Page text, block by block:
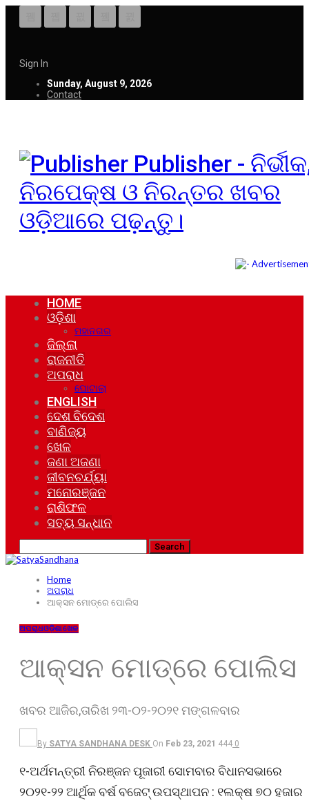
Sign In
Sunday, August 9, 2026
Contact
Publisher -
ନିରପେକ୍ଷ ଓ ନିରନ୍ତର ଖବର
ଓଡ଼ିଆରେ ପଢ଼ନ୍ତୁ।
HOME
ଓଡ଼ିଶା
ମହାନଗର
ଜିଲ୍ଲା
ରାଜନୀତି
ଅପରାଧ
ଘୋଟାଲା
ENGLISH
ଦେଶ ବିଦେଶ
ବାଣିଜ୍ୟ
ଖେଳ
ଜଣା ଅଜଣା
ଜୀବନଚର୍ଯ୍ୟା
ମନୋରଞ୍ଜନ
ରାଶିଫଳ
ସତ୍ୟ ସନ୍ଧାନ
Home
ଅପରାଧ
ଆକ୍ସନ ମୋଡ୍‌ରେ ପୋଲିସ
ଅପରାଧଓଡ଼ିଶାଖେଳ
ଆକ୍ସନ ମୋଡ୍‌ରେ ପୋଲିସ
ଖବର ଆଜିର,ତାରିଖ ୨୩-୦୨-୨୦୨୧ ମଙ୍ଗଳବାର
By SATYA SANDHANA DESK On Feb 23, 2021 444 0
୧-ଅର୍ଥମନ୍ତ୍ରୀ ନିରଞ୍ଜନ ପୂଜାରୀ ସୋମବାର ବିଧାନସଭାରେ
୨୦୨୧-୨୨ ଆର୍ଥିକ ବର୍ଷ ବଜେଟ୍ ଉପସ୍ଥାପନ : ୧ଲକ୍ଷ ୭୦ ହଜାର